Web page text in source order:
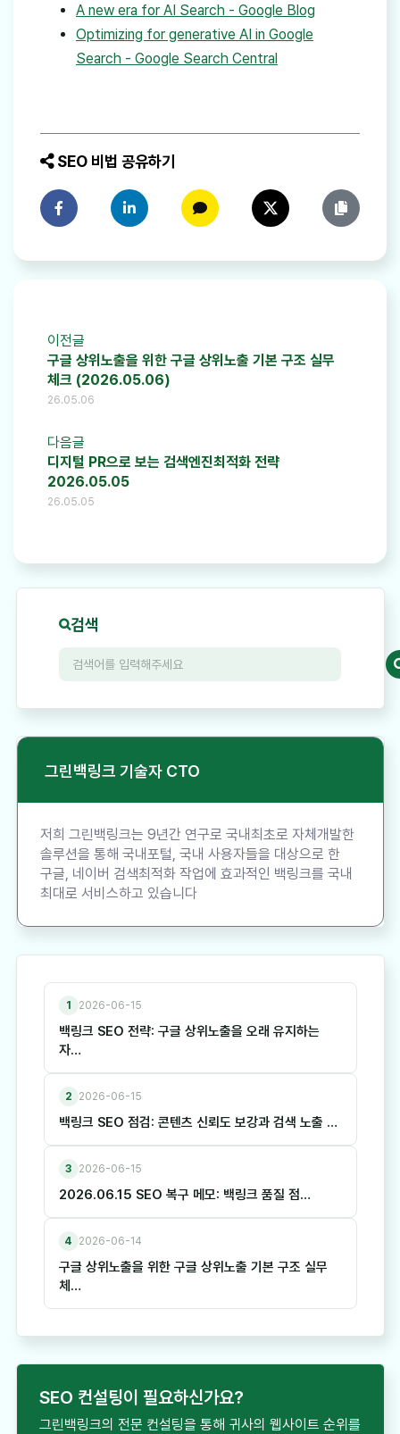
A new era for AI Search - Google Blog
Optimizing for generative AI in Google
Search - Google Search Central
SEO 비법 공유하기
페이스북에 공유하기링크드인에 공유하기카카오톡에 공유하기트위터에 공유하기링크 복사
이전글
구글 상위노출을 위한 구글 상위노출 기본 구조 실무
체크 (2026.05.06)
26.05.06
다음글
디지털 PR으로 보는 검색엔진최적화 전략
2026.05.05
26.05.05
검색
그린백링크 기술자 CTO
저희 그린백링크는 9년간 연구로 국내최초로 자체개발한
솔루션을 통해 국내포털, 국내 사용자들을 대상으로 한
구글, 네이버 검색최적화 작업에 효과적인 백링크를 국내
최대로 서비스하고 있습니다
1 2026-06-15
백링크 SEO 전략: 구글 상위노출을 오래 유지하는
자…
2 2026-06-15
백링크 SEO 점검: 콘텐츠 신뢰도 보강과 검색 노출 …
3 2026-06-15
2026.06.15 SEO 복구 메모: 백링크 품질 점…
4 2026-06-14
구글 상위노출을 위한 구글 상위노출 기본 구조 실무
체…
SEO 컨설팅이 필요하신가요?
그린백링크의 전문 컨설팅을 통해 귀사의 웹사이트 순위를